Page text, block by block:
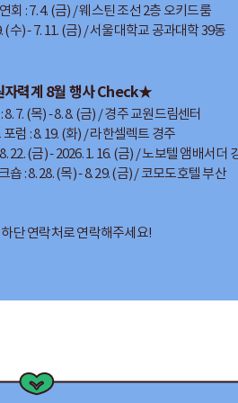
회 : 7. 4. (금) / 웨스틴 조선 2층 오키드룸
(수) - 7. 11. (금) / 서울대학교 공과대학 39동
자력계 8월 행사 Check★
7. (목) - 8. 8. (금) / 경주 교원드림센터
럼 : 8. 19. (화) / 라한셀렉트 경주
22. (금) - 2026. 1. 16. (금) / 노보텔 앰배서더
: 8. 28. (목) - 8. 29. (금) / 코모도호텔 부산
단 연락처로 연락해주세요!